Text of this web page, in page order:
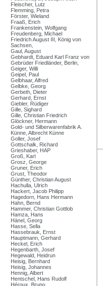
Fleischer, Lutz
Flemming, Petra
Förster, Wieland
Fraaß, Erich
Frankenstein, Wolfgang
Freudenberg, Michael
Friedrich August III, König von
Sachsen,
Gaul, August
Gebhardt, Eduard Karl Franz von
Gebrüder Friedländer, Berlin,
Geiger, Willi
Geipel, Paul
Gelbhaar, Alfred
Gelbke, Georg
Gerbeth, Dieter
Gerhard, Ernst
Giebler, Rüdiger
Gille, Sighard
Gille, Christian Friedrich
Glöckner, Hermann
Gold- und Silberwarenfabrik A.
Künne, Albrecht Künne
Goller, Josef
Gottschalk, Richard
Grieshaber, HAP
Groß, Karl
Grosz, George
Gruner, Erich
Grust, Theodor
Günther, Christian August
Hachulla, Ulrich
Hackert, Jacob Philipp
Hagedorn, Hans Hermann
Hahn, Bernd
Hammer, Christian Gottlob
Hamza, Hans
Hänel, Georg
Hasse, Sella
Hassebrauk, Ernst
Hauptmann, Gerhard
Heckel, Erich
Hegenbarth, Josef
Hegewald, Heidrun
Heisig, Bernhard
Heisig, Johannes
Hennig, Albert
Hentschel, Hans Rudolf
Héroux, Bruno